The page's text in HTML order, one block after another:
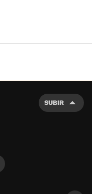
SUBIR